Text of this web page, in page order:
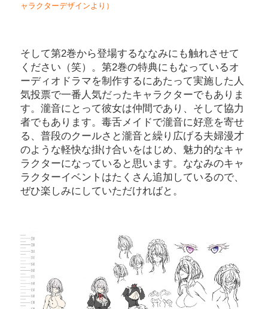
ャラクターデザインより）
そして第2巻から登場するななみにも触れさせて
ください（笑）。第2巻の特典にもなっているオ
ーディオドラマを制作するにあたって実施した人
気投票で一番人気だったキャラクターでもありま
す。瀧音にとって彼女は仲間であり、そして協力
者でもあります。毒舌メイドで瀧音に好意を寄せ
る、普段のクールさと瀧音と繰り広げる夫婦漫才
のような軽快な掛け合いをはじめ、魅力的なキャ
ラクターになっていると思います。ななみのキャ
ラクターイベントはたくさん追加しているので、
ぜひ楽しみにしていただければと。